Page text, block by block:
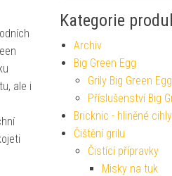
ale i
Kategorie
Archiv
Big Green Egg
Grily Big Green Egg
Příslušenství Big
Bricknic - hliněné cihly
Čištění grilu
Čistící přípravky
Misky na tuk